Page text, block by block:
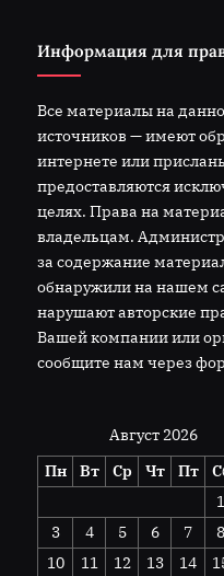
Информация для
Все материалы на
источников — имеют
интернете или
предоставляются
целях. Права на
владельцам.
за содержание
обнаружили на нашем
нарушают авторские
Вашей компании или
сообщите нам через
Август 2026
Пн
Вт Ср Чт Пт
1
3
4 5 6 7 8
10
11 12 13 14